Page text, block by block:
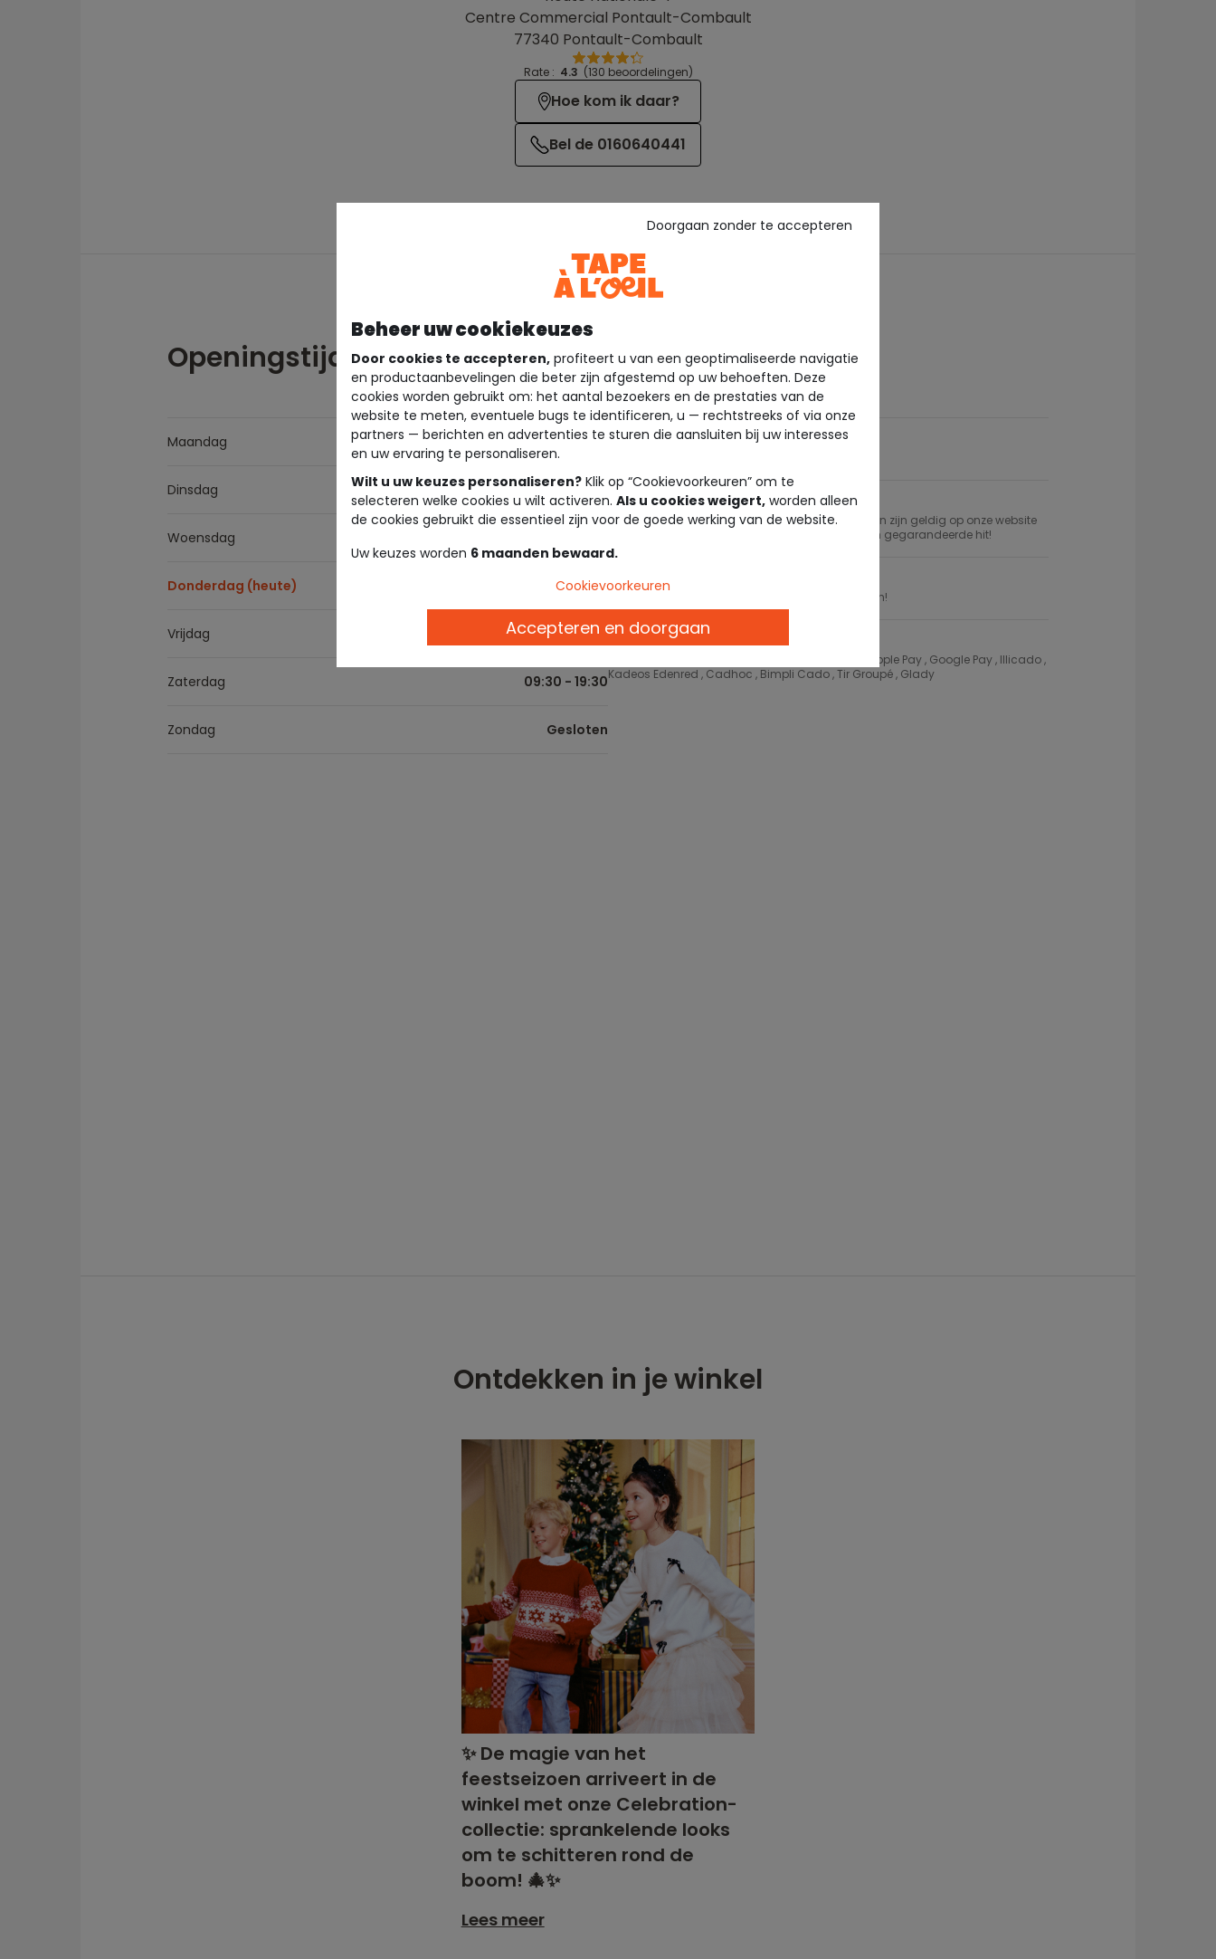
Centre Commercial Pontault-Combault
77340 Pontault-Combault
Rate : 4.3 (130 beoordelingen)
Hoe kom ik daar?
Bel de 0160640441
Openingstijden
Maandag 09:30 - 19:30
Dinsdag 09:30 - 19:30
Woensdag
Donderdag (heute) 09:30 - 19:30
Vrijdag 09:30 - 19:30
Zaterdag 09:30 - 19:30
Zondag Gesloten
Diensten
Levering in de winkel
Tape à l'oeil cadeaubon
Geef de vrijheid om te kiezen! Onze cadeaubonnen zijn geldig op onze website
en in de winkel. Ze zijn het ideale cadeau voor een gegarandeerde hit!
Loyaliteitsprogramma
Beloon je loyaliteit! Verdien euro's met je aankopen!
Betalingsmethoden
Cartes Bancaires , Carte Cadeau Tape à l'Oeil , Apple Pay , Google Pay , Illicado ,
Kadeos Edenred , Cadhoc , Bimpli Cado , Tir Groupé , Glady
Ontdekken in je winkel
✨ De magie van het
feestseizoen arriveert in de
winkel met onze Celebration-
collectie: sprankelende looks
om te schitteren rond de
boom! 🎄✨
Lees meer
Beheer uw cookiekeuzes
Door cookies te accepteren, profiteert u van een geoptimaliseerde navigatie
en productaanbevelingen die beter zijn afgestemd op uw behoeften. Deze
cookies worden gebruikt om: het aantal bezoekers en de prestaties van de
website te meten, eventuele bugs te identificeren, u — rechtstreeks of via onze
partners — berichten en advertenties te sturen die aansluiten bij uw interesses
en uw ervaring te personaliseren.
Wilt u uw keuzes personaliseren? Klik op “Cookievoorkeuren” om te
selecteren welke cookies u wilt activeren. Als u cookies weigert, worden alleen
de cookies gebruikt die essentieel zijn voor de goede werking van de website.
Uw keuzes worden 6 maanden bewaard.
Doorgaan zonder te accepteren
Cookievoorkeuren
Accepteren en doorgaan